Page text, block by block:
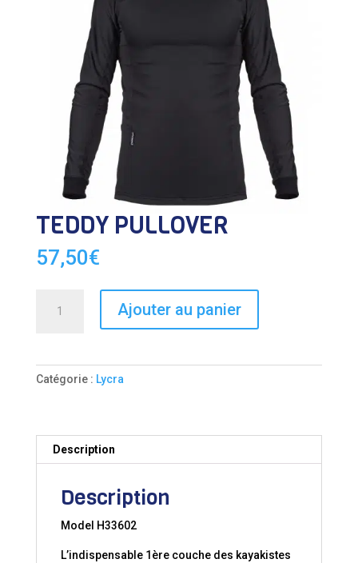
TEDDY PULLOVER
57,50€
Ajouter au panier
Catégorie : Lycra
Description
Description
Model H33602
L’indispensable 1ère couche des kayakistes